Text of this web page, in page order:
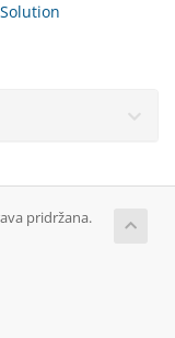
pridržana.